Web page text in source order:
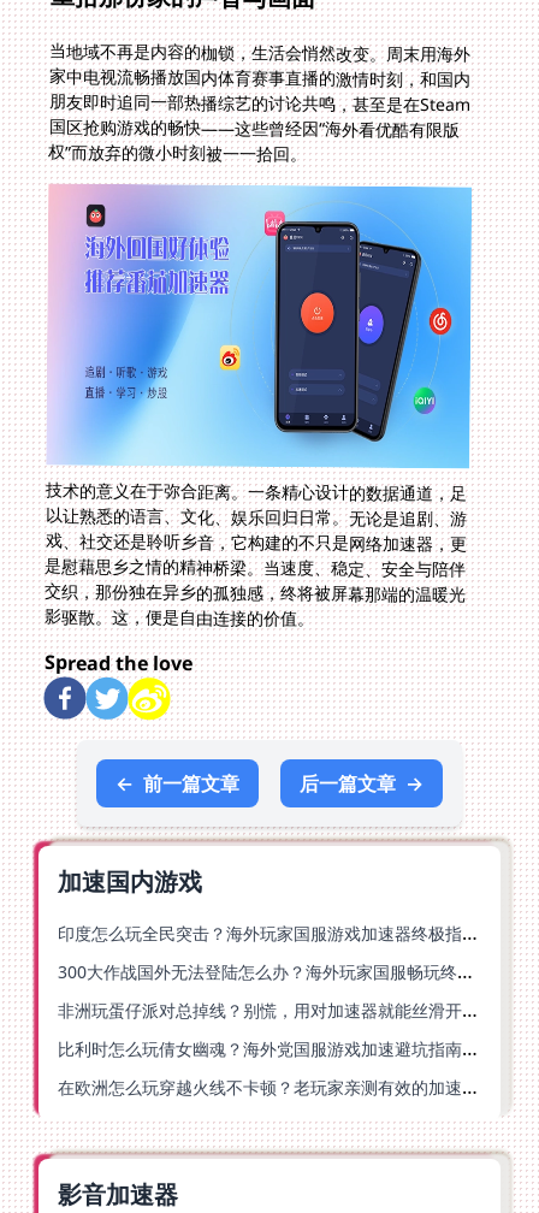
当地域不再是内容的枷锁，生活会悄然改变。周末用海外
家中电视流畅播放国内体育赛事直播的激情时刻，和国内
朋友即时追同一部热播综艺的讨论共鸣，甚至是在Steam
国区抢购游戏的畅快——这些曾经因“海外看优酷有限版
权”而放弃的微小时刻被一一拾回。
技术的意义在于弥合距离。一条精心设计的数据通道，足
以让熟悉的语言、文化、娱乐回归日常。无论是追剧、游
戏、社交还是聆听乡音，它构建的不只是网络加速器，更
是慰藉思乡之情的精神桥梁。当速度、稳定、安全与陪伴
交织，那份独在异乡的孤独感，终将被屏幕那端的温暖光
影驱散。这，便是自由连接的价值。
Spread the love
← 前一篇文章 后一篇文章 →
加速国内游戏
印度怎么玩全民突击？海外玩家国服游戏加速器终极指南（附原神延迟优化+精灵之境加速器选择）
300大作战国外无法登陆怎么办？海外玩家国服畅玩终极指南（附实测推荐）
非洲玩蛋仔派对总掉线？别慌，用对加速器就能丝滑开跑！
比利时怎么玩倩女幽魂？海外党国服游戏加速避坑指南（附实测推荐）
在欧洲怎么玩穿越火线不卡顿？老玩家亲测有效的加速器选择指南
影音加速器